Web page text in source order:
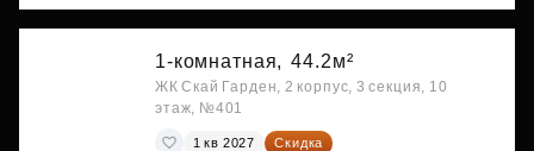
1-комнатная, 44.2м²
ЖК Скай Гарден, 2 корпус, 3 секция, 10
этаж, №401
1 кв 2027
Скидка